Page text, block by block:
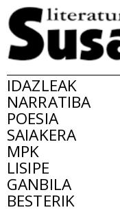
IDAZLEAK
NARRATIBA
POESIA
SAIAKERA
MPK
LISIPE
GANBILA
BESTERIK